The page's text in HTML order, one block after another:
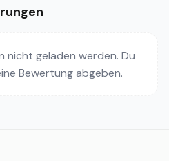
nicht geladen werden. Du
Bewertung abgeben.